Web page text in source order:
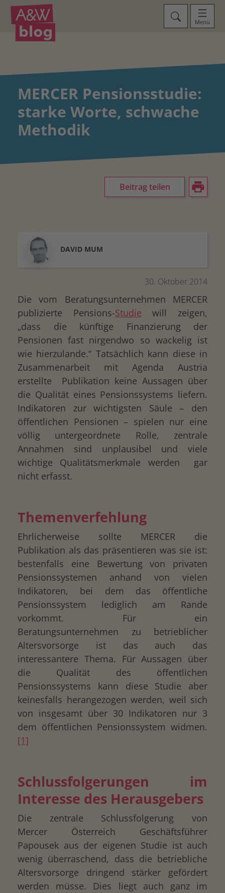
Menü
MERCER Pensionsstudie:
starke Worte, schwache
Methodik
Beitrag teilen
DAVID MUM
30. Oktober 2014
Die vom Beratungsunternehmen MERCER
publizierte Pensions-Studie will zeigen,
„dass die künftige Finanzierung der
Pensionen fast nirgendwo so wackelig ist
wie hierzulande.“ Tatsächlich kann diese in
Zusammenarbeit mit Agenda Austria
erstellte Publikation keine Aussagen über
die Qualität eines Pensionssystems liefern.
Indikatoren zur wichtigsten Säule – den
öffentlichen Pensionen – spielen nur eine
völlig untergeordnete Rolle, zentrale
Annahmen sind unplausibel und viele
wichtige Qualitätsmerkmale werden gar
nicht erfasst.
Themenverfehlung
Ehrlicherweise sollte MERCER die
Publikation als das präsentieren was sie ist:
bestenfalls eine Bewertung von privaten
Pensionssystemen anhand von vielen
Indikatoren, bei dem das öffentliche
Pensionssystem lediglich am Rande
vorkommt. Für ein
Beratungsunternehmen zu betrieblicher
Altersvorsorge ist das auch das
interessantere Thema. Für Aussagen über
die Qualität des öffentlichen
Pensionssystems kann diese Studie aber
keinesfalls herangezogen werden, weil sich
von insgesamt über 30 Indikatoren nur 3
dem öffentlichen Pensionssystem widmen.
[1]
Schlussfolgerungen im
Interesse des Herausgebers
Die zentrale Schlussfolgerung von
Mercer Österreich Geschäftsführer
Papousek aus der eigenen Studie ist auch
wenig überraschend, dass die betriebliche
Altersvorsorge dringend stärker gefördert
werden müsse. Dies liegt auch ganz im